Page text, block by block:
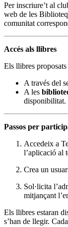
Per inscriure’t al
web de les
comunitat
Accés als llibres
Els llibres
A través del
A les
disponibilitat.
Passos per
Accedeix a
l’aplicació al
Crea un
Sol·licita
mitjançant
Els llibres estaran
s’han de llegir.